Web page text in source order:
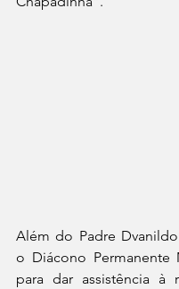
Além do Padre
o Diácono Permanente
para dar assistência à